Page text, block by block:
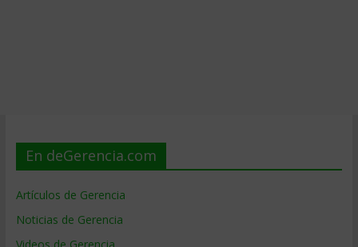
En deGerencia.com
Artículos de Gerencia
Noticias de Gerencia